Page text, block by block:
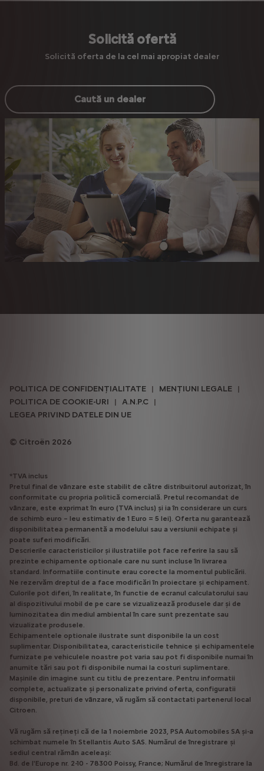
Solicită ofertă
Solicită oferta de la cel mai apropiat dealer
Caută un dealer
Citroën 2026
POLITICA DE CONFIDENȚIALITATE
MENȚIUNI LEGALE
POLITICA DE COOKIE-URI
A.N.P.C
LEGEA PRIVIND DATELE DIN UE
*TVA inclus
Pretul final de vânzare este stabilit de către distribuitorul autorizat, în
conformitate cu propria politică comercială. Pretul recomandat de
vânzare, este exprimat în euro (TVA inclus) și ia în considerare un curs
de schimb euro – leu estimativ de 1 Euro = 5 lei). Oferta nu garantează
disponibilitatea permanentă a modelului sau a versiunii echipate și
poate suferi modificări.
Descrierile caracteristicilor și ilustratiile pot face referire la sau să
prezinte echipamente optionale care nu sunt incluse în livrarea
standard. Informatiile continute erau corecte la momentul publicării.
Ne rezervăm dreptul de a face modificări în proiectare și echipament.
Culorile pot diferi, în realitate, în functie de ecranul calculatorului sau
al dispozitivului mobil de pe care se vizualizează produsele dar și de
luminozitatea din mediul ambiental în care sunt prezentate sau
vizualizate produsele.
Echipamentele optionale ilustrate sunt disponibile la un cost
suplimentar. Disponibilitatea, caracteristicile tehnice și echipamentele
furnizate pe vehiculele noastre pot varia sau pot fi disponibile numai în
anumite tări sau pot fi disponibile numai la costuri suplimentare.
Mașinile din imagine sunt cu titlu de prezentare. Pentru informatii
complete, actualizate și personalizate privind oferta, configuratii
disponibile, preturi de vânzare, vă rugăm să contactati partenerul local
Citroen.
Vă rugăm să rețineți că de la 1 noiembrie 2023, PSA Automobiles SA și-a
schimbat numele în Stellantis Auto SAS. Numărul de înregistrare și
sediul central rămân aceleași:
Bd. de l'Europe nr. 2-10 - 78300 Poissy, France; Numărul de înregistrare la